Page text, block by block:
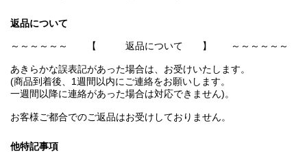
返品について
～～～～～～ 【 返品について 】 ～～～～～～
あきらかな誤表記があった場合は、お受けいたします。
(商品到着後、1週間以内にご連絡をお願いします。
一週間以降に連絡があった場合は対応できません)。
お客様ご都合でのご返品はお受けしておりません。
他特記事項